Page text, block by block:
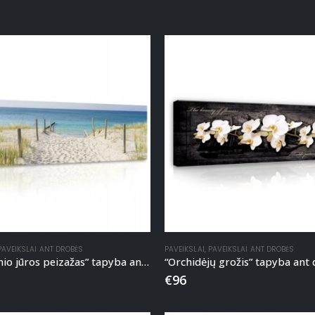
ANT DROBĖS
“Papludimio jūros peizažas” tapyba ant drobės
PAVEIKSLAI, PAVEIKSLAI ANT DROBĖS
“Orchidėjų grožis” tapyba ant
€96